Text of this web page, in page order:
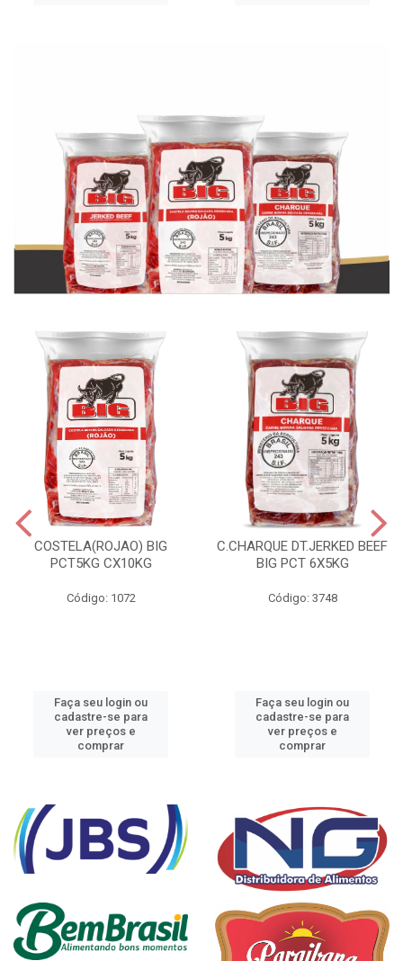
COSTELA(ROJAO) BIG
PCT5KG CX10KG
Código: 1072
Faça seu login ou
cadastre-se para
ver preços e
comprar
C.CHARQUE DT.JERKED BEEF
BIG PCT 6X5KG
Código: 3748
Faça seu login ou
cadastre-se para
ver preços e
comprar